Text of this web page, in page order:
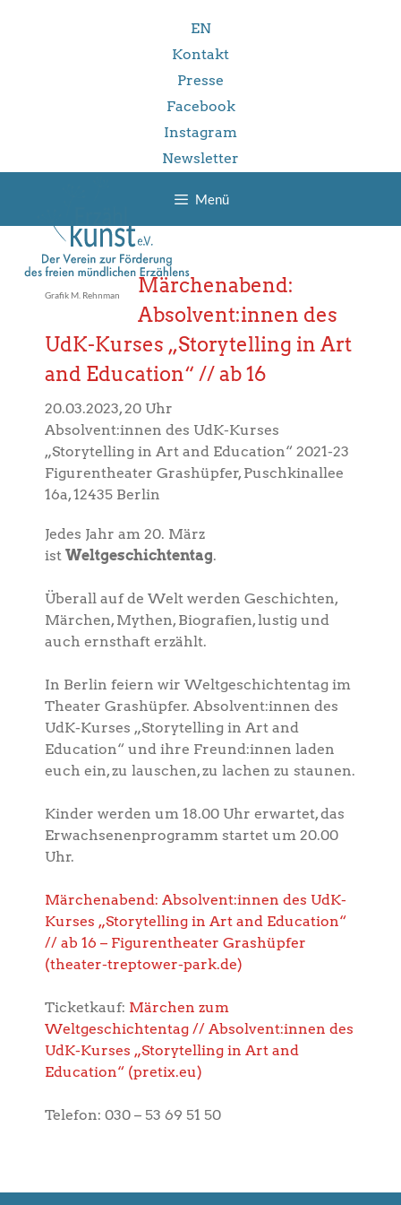
EN
Kontakt
Presse
Facebook
Instagram
Newsletter
Menü
Grafik M. Rehnman
Märchenabend:
Absolvent:innen des
UdK-Kurses „Storytelling in Art
and Education“ // ab 16
20.03.2023, 20 Uhr
Absolvent:innen des UdK-Kurses
„Storytelling in Art and Education“ 2021-23
Figurentheater Grashüpfer, Puschkinallee
16a, 12435 Berlin
Jedes Jahr am 20. März
ist Weltgeschichtentag.
Überall auf de Welt werden Geschichten,
Märchen, Mythen, Biografien, lustig und
auch ernsthaft erzählt.
In Berlin feiern wir Weltgeschichtentag im
Theater Grashüpfer. Absolvent:innen des
UdK-Kurses „Storytelling in Art and
Education“ und ihre Freund:innen laden
euch ein, zu lauschen, zu lachen zu staunen.
Kinder werden um 18.00 Uhr erwartet, das
Erwachsenenprogramm startet um 20.00
Uhr.
Märchenabend: Absolvent:innen des UdK-
Kurses „Storytelling in Art and Education“
// ab 16 – Figurentheater Grashüpfer
(theater-treptower-park.de)
Ticketkauf: Märchen zum
Weltgeschichtentag // Absolvent:innen des
UdK-Kurses „Storytelling in Art and
Education“ (pretix.eu)
Telefon: 030 – 53 69 51 50